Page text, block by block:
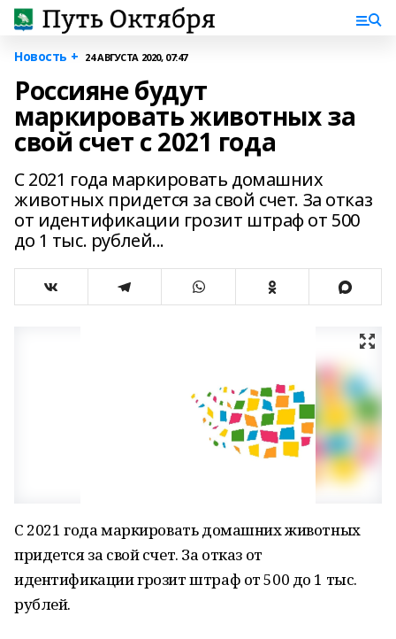
Новость + 24 АВГУСТА 2020, 07:47
Россияне будут
маркировать животных за
свой счет с 2021 года
С 2021 года маркировать домашних
животных придется за свой счет. За отказ
от идентификации грозит штраф от 500
до 1 тыс. рублей...
С 2021 года маркировать домашних животных
придется за свой счет. За отказ от
идентификации грозит штраф от 500 до 1 тыс.
рублей.